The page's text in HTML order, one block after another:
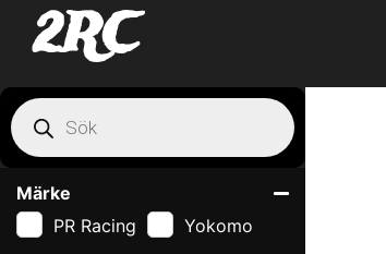
2RC
Märke
PR Racing
Yokomo